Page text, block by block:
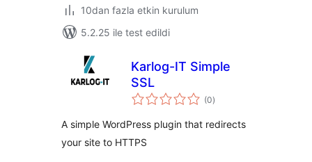
10dan fazla etkin kurulum
5.2.25 ile test edildi
Karlog-IT Simple
SSL
(0toplam
puan
)
A simple WordPress plugin that redirects
your site to HTTPS